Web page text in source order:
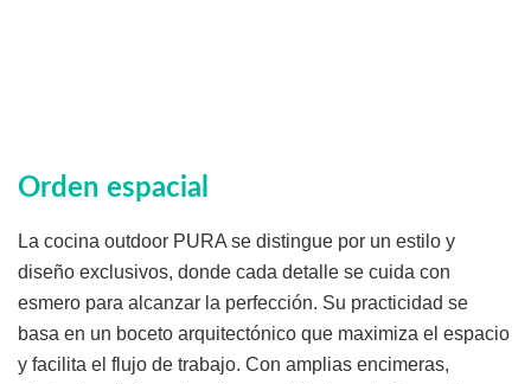
Orden espacial
La cocina outdoor PURA se distingue por un estilo y
diseño exclusivos, donde cada detalle se cuida con
esmero para alcanzar la perfección. Su practicidad se
basa en un boceto arquitectónico que maximiza el espacio
y facilita el flujo de trabajo. Con amplias encimeras,